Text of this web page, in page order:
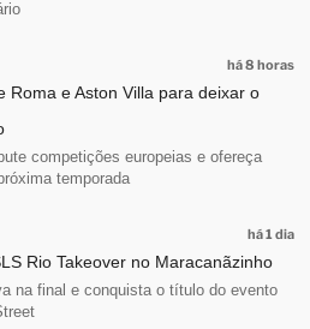
há 8 horas
Roma e Aston Villa para deixar o
competições europeias e ofereça
temporada
há 1 dia
Rio Takeover no Maracanãzinho
na final e conquista o título do evento